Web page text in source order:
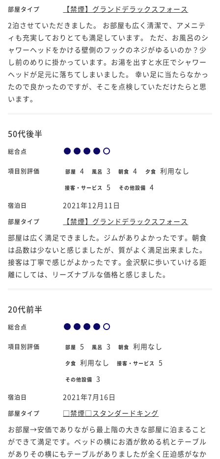
部屋タイプ
【禁煙】グランドデラックスフォース
2泊させていただきました。 お部屋も広く清潔で、アメニテ
ィも充実しておりとても満足しています。 ただ、お風呂のシ
ャワーヘッドをかける壁側のフックのネジがゆるいのか？少
し前のめりに掛かっています。お湯を出すと水圧でシャワー
ヘッドが足元に落ちてしまいました。 幸い足に当たらなかっ
たので良かったのですが、そこを点検していただけたらと思
います。
50代後半
総合点
項目別評価 部屋 4 風呂 3 朝食 4 夕食 利用なし
接客・サービス 5 その他設備 4
宿泊日 2021年12月11日
部屋タイプ
【禁煙】グランドデラックスフォース
部屋は広く満足できました。ジムがありよかったです。朝食
は品数は少ないと感じましたが、質がよく満足出来ました。
接客は丁寧で感じがよかったです。金沢駅に歩いていける距
離にしては、リーズナブルな価格と感じました。
20代前半
総合点
項目別評価 部屋 5 風呂 3 朝食 利用なし
夕食 利用なし 接客・サービス 5
その他設備 3
宿泊日 2021年7月16日
部屋タイプ
□禁煙□スタンダードキング
お部屋→安価でありながら最上階の大きな部屋に泊まること
ができて満足です。ベッドの横にお酒が飲める机とテーブル
がありその横にもテーブルがありましたが全く圧迫感がなか